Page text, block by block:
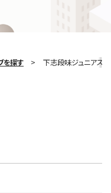
を探す 下志段味ジュニアス